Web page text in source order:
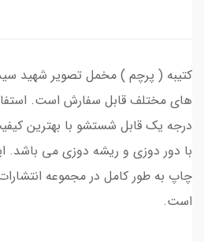
کتیبه ( پرچم ) مخمل تصویر شهید
های مختلف قابل سفارش است.
درجه یک قابل شستشو با بهترین
با دور دوزی و ریشه دوزی می باشد.
چاپ به طور کامل در مجموعه
است.